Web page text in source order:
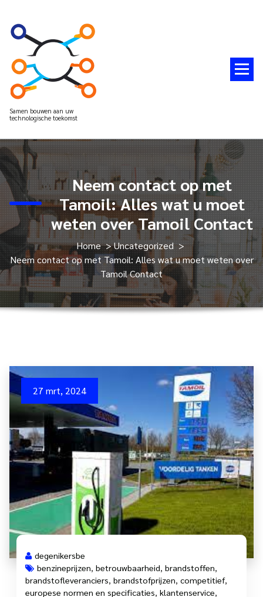
Samen bouwen aan uw
technologische toekomst
Neem contact op met
Tamoil: Alles wat u moet
weten over Tamoil Contact
Home>Uncategorized>
Neem contact op met Tamoil: Alles wat u moet weten over
Tamoil Contact
27 mrt, 2024
degenikersbe
benzineprijzen, betrouwbaarheid, brandstoffen,
brandstofleveranciers, brandstofprijzen, competitief,
europese normen en specificaties, klantenservice,